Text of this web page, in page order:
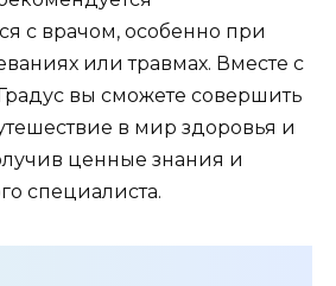
с врачом, особенно при
или травмах. Вместе с
вы сможете совершить
в мир здоровья и
ценные знания и
специалиста.